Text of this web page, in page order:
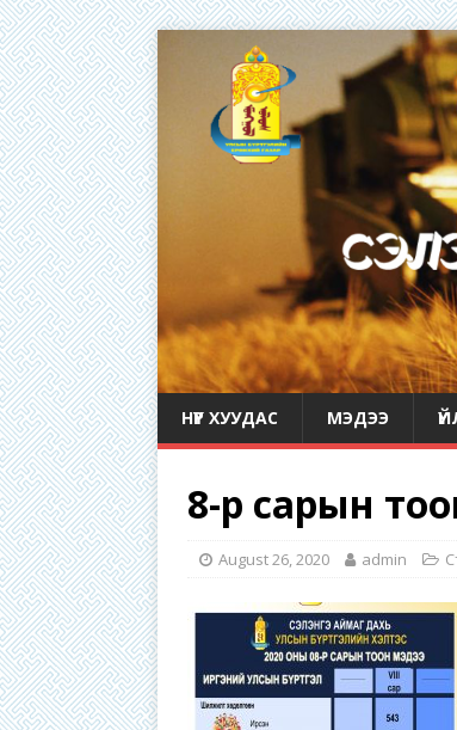
НҮҮР ХУУДАС МЭДЭЭ
8-р сарын
August 26, 2020 admin